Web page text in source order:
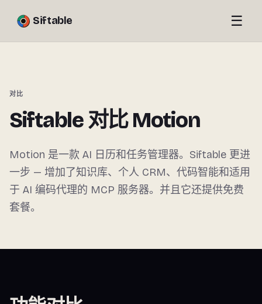
Siftable ☰
对比
Siftable 对比 Motion
Motion 是一款 AI 日历和任务管理器。Siftable 更进
一步 — 增加了知识库、个人 CRM、代码智能和适用
于 AI 编码代理的 MCP 服务器。并且它还提供免费
套餐。